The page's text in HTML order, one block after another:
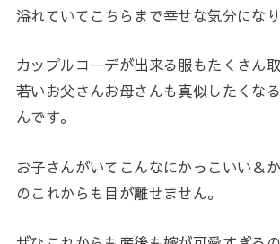
溢れていてこちらまで幸せな気分にな
カップルコーデが出来る服もたくさん
若いお父さんお母さんも真似したくな
んです。
お子さんがいてこんなにかっこいい＆
のこれからも目が離せません。